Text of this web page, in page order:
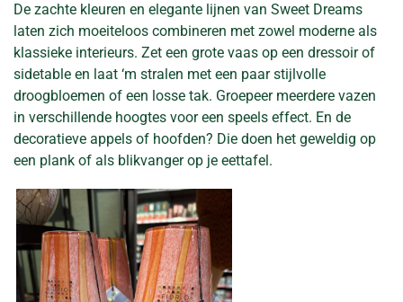
De zachte kleuren en elegante lijnen van Sweet Dreams
laten zich moeiteloos combineren met zowel moderne als
klassieke interieurs. Zet een grote vaas op een dressoir of
sidetable en laat ‘m stralen met een paar stijlvolle
droogbloemen of een losse tak. Groepeer meerdere vazen
in verschillende hoogtes voor een speels effect. En de
decoratieve appels of hoofden? Die doen het geweldig op
een plank of als blikvanger op je eettafel.